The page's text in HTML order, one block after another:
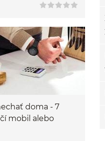
doma - 7
mobil alebo